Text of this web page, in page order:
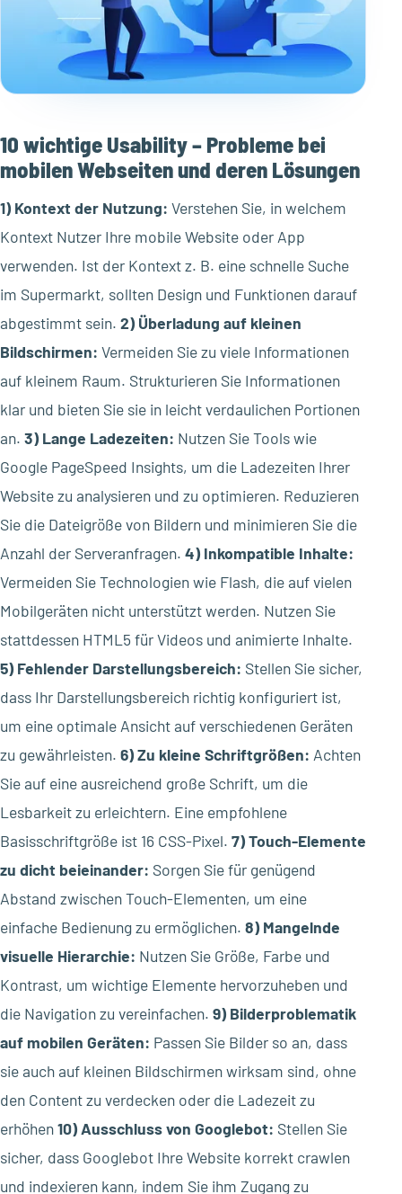
10 wichtige Usability – Probleme bei
mobilen Webseiten und deren Lösungen
1) Kontext der Nutzung: Verstehen Sie, in welchem
Kontext Nutzer Ihre mobile Website oder App
verwenden. Ist der Kontext z. B. eine schnelle Suche
im Supermarkt, sollten Design und Funktionen darauf
abgestimmt sein. 2) Überladung auf kleinen
Bildschirmen: Vermeiden Sie zu viele Informationen
auf kleinem Raum. Strukturieren Sie Informationen
klar und bieten Sie sie in leicht verdaulichen Portionen
an. 3) Lange Ladezeiten: Nutzen Sie Tools wie
Google PageSpeed Insights, um die Ladezeiten Ihrer
Website zu analysieren und zu optimieren. Reduzieren
Sie die Dateigröße von Bildern und minimieren Sie die
Anzahl der Serveranfragen. 4) Inkompatible Inhalte:
Vermeiden Sie Technologien wie Flash, die auf vielen
Mobilgeräten nicht unterstützt werden. Nutzen Sie
stattdessen HTML5 für Videos und animierte Inhalte.
5) Fehlender Darstellungsbereich: Stellen Sie sicher,
dass Ihr Darstellungsbereich richtig konfiguriert ist,
um eine optimale Ansicht auf verschiedenen Geräten
zu gewährleisten. 6) Zu kleine Schriftgrößen: Achten
Sie auf eine ausreichend große Schrift, um die
Lesbarkeit zu erleichtern. Eine empfohlene
Basisschriftgröße ist 16 CSS-Pixel. 7) Touch-Elemente
zu dicht beieinander: Sorgen Sie für genügend
Abstand zwischen Touch-Elementen, um eine
einfache Bedienung zu ermöglichen. 8) Mangelnde
visuelle Hierarchie: Nutzen Sie Größe, Farbe und
Kontrast, um wichtige Elemente hervorzuheben und
die Navigation zu vereinfachen. 9) Bilderproblematik
auf mobilen Geräten: Passen Sie Bilder so an, dass
sie auch auf kleinen Bildschirmen wirksam sind, ohne
den Content zu verdecken oder die Ladezeit zu
erhöhen10) Ausschluss von Googlebot: Stellen Sie
sicher, dass Googlebot Ihre Website korrekt crawlen
und indexieren kann, indem Sie ihm Zugang zu